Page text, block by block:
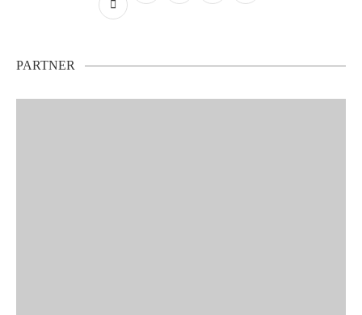
PARTNER